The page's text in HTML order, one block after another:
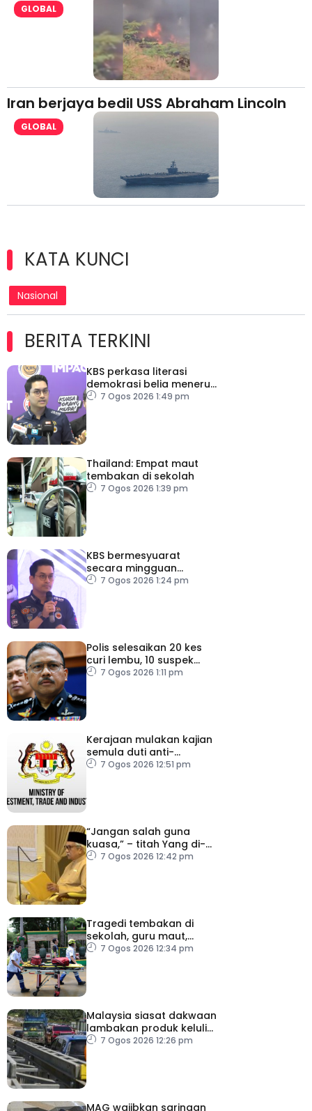
GLOBAL
Iran berjaya bedil USS Abraham Lincoln
GLOBAL
KATA KUNCI
Nasional
BERITA TERKINI
KBS perkasa literasi
demokrasi belia menerusi
Bulan Rakan Demokrasi
7 Ogos 2026 1:49 pm
Thailand: Empat maut
tembakan di sekolah
7 Ogos 2026 1:39 pm
KBS bermesyuarat
secara mingguan
pastikan persiapan F1
7 Ogos 2026 1:24 pm
Polis selesaikan 20 kes
curi lembu, 10 suspek
diberkas
7 Ogos 2026 1:11 pm
Kerajaan mulakan kajian
semula duti anti-
lambakan import
7 Ogos 2026 12:51 pm
“Jangan salah guna
kuasa,” – titah Yang di-
Pertuan Besar Negeri
7 Ogos 2026 12:42 pm
Tragedi tembakan di
sekolah, guru maut,
pelajar bunuh diri
7 Ogos 2026 12:34 pm
Malaysia siasat dakwaan
lambakan produk keluli
dari China, Taiwan dan
7 Ogos 2026 12:26 pm
MAG wajibkan saringan